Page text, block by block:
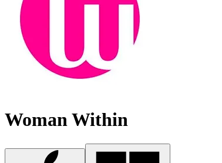
Woman Within